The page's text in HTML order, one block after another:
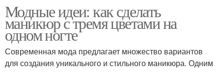
Модные идеи: как сделать
маникюр с тремя цветами на
одном ногте
Современная мода предлагает множество вариантов
для создания уникального и стильного маникюра. Одним